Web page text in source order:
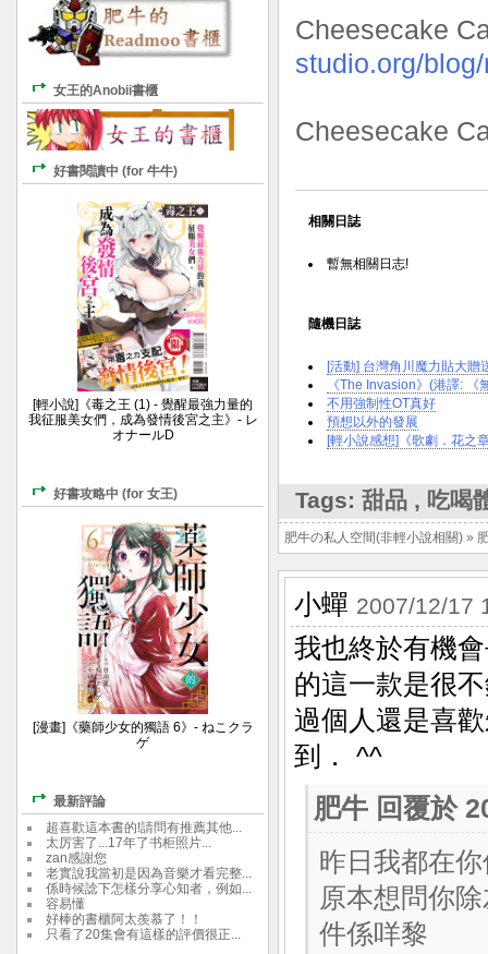
Cheesecake
studio.org/
Cheesecake
相關日誌
暫無相關日志!
隨機日誌
[活動] 台灣角川魔力貼大贈
《The Invasion》(港譯: 《
不用強制性OT真好
預想以外的發展
[輕小說感想]《歌劇．花之
Tags: 甜品 , 吃喝
肥牛の私人空間(非輕小說相關) »
小蟬 2007/12/17
我也終於有機
的這一款是很
過個人還是喜
到． ^^
肥牛 回覆於
昨日我都在
原本想問你
件係咩黎
女王的Anobii書櫃
好書閱讀中 (for 牛牛)
[輕小說]《毒之王 (1) - 覺醒最強力量的
我征服美女們，成為發情後宮之主》- レ
オナールD
好書攻略中 (for 女王)
[漫畫]《藥師少女的獨語 6》- ねこクラ
ゲ
最新評論
超喜歡這本書的!請問有推薦其他...
太厉害了...17年了书柜照片...
zan感謝您
老實說我當初是因為音樂才看完整...
係時候諗下怎樣分享心知者，例如...
容易懂
好棒的書櫃阿太羨慕了！！
只看了20集會有這樣的評價很正...